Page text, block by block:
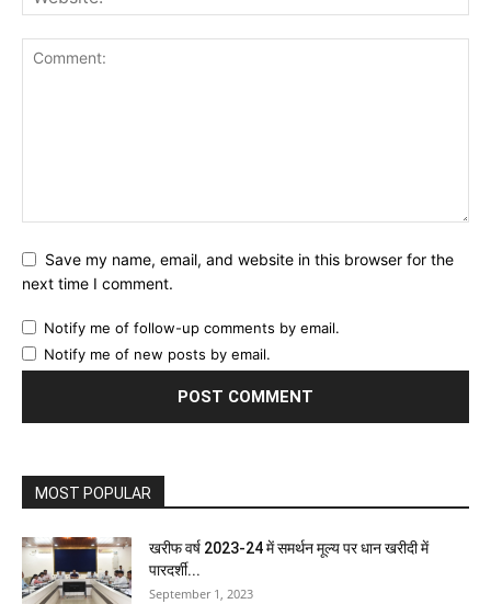
Save my name, email, and website in this browser for the
next time I comment.
Notify me of follow-up comments by email.
Notify me of new posts by email.
MOST POPULAR
खरीफ वर्ष 2023-24 में समर्थन मूल्य पर धान खरीदी में
पारदर्शी...
September 1, 2023